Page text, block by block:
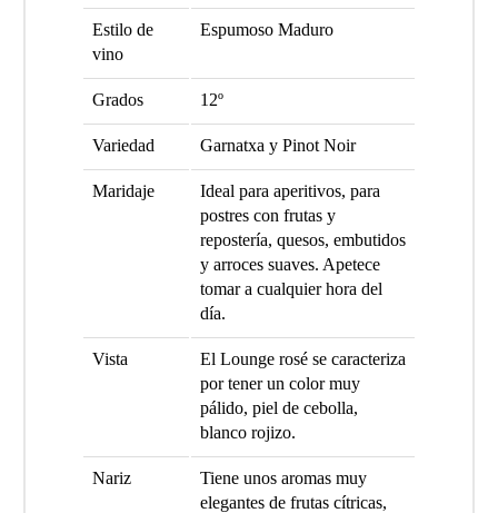
Estilo de
vino
Espumoso Maduro
Grados 12º
Variedad Garnatxa y Pinot Noir
Maridaje
Ideal para aperitivos, para
postres con frutas y
repostería, quesos, embutidos
y arroces suaves. Apetece
tomar a cualquier hora del
día.
Vista
El Lounge rosé se caracteriza
por tener un color muy
pálido, piel de cebolla,
blanco rojizo.
Nariz
Tiene unos aromas muy
elegantes de frutas cítricas,